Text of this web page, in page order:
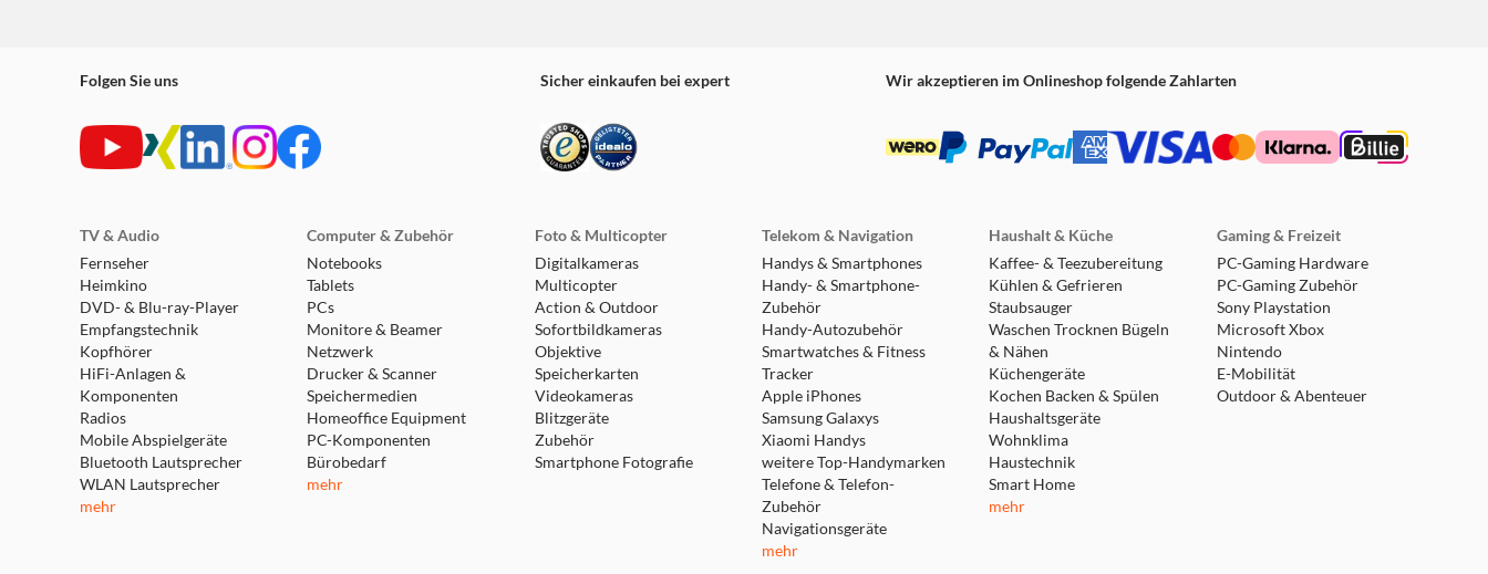
Folgen Sie uns Sicher einkaufen bei expert Wir akzeptieren im Onlineshop folgende Zahlarten
TV & Audio
Fernseher
Heimkino
DVD- & Blu-ray-Player
Empfangstechnik
Kopfhörer
HiFi-Anlagen &
Komponenten
Radios
Mobile Abspielgeräte
Bluetooth Lautsprecher
WLAN Lautsprecher
mehr
Computer & Zubehör
Notebooks
Tablets
PCs
Monitore & Beamer
Netzwerk
Drucker & Scanner
Speichermedien
Homeoffice Equipment
PC-Komponenten
Bürobedarf
mehr
Foto & Multicopter
Digitalkameras
Multicopter
Action & Outdoor
Sofortbildkameras
Objektive
Speicherkarten
Videokameras
Blitzgeräte
Zubehör
Smartphone Fotografie
Telekom & Navigation
Handys & Smartphones
Handy- & Smartphone-
Zubehör
Handy-Autozubehör
Smartwatches & Fitness
Tracker
Apple iPhones
Samsung Galaxys
Xiaomi Handys
weitere Top-Handymarken
Telefone & Telefon-
Zubehör
Navigationsgeräte
mehr
Haushalt & Küche
Kaffee- & Teezubereitung
Kühlen & Gefrieren
Staubsauger
Waschen Trocknen Bügeln
& Nähen
Küchengeräte
Kochen Backen & Spülen
Haushaltsgeräte
Wohnklima
Haustechnik
Smart Home
mehr
Gaming & Freizeit
PC-Gaming Hardware
PC-Gaming Zubehör
Sony Playstation
Microsoft Xbox
Nintendo
E-Mobilität
Outdoor & Abenteuer